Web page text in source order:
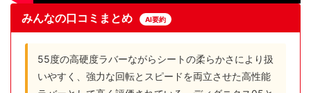
みんなの口コミまとめ AI要約
55度の高硬度ラバーながらシートの柔らかさにより扱
いやすく、強力な回転とスピードを両立させた高性能